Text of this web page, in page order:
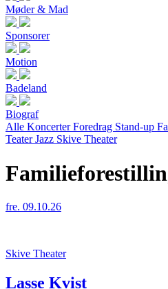
Møder & Mad
Sponsorer
Motion
Badeland
Biograf
Alle KoncerterForedrag Stand-up
TeaterJazz Skive Theater
fre. 09.10.26
Skive Theater
Lasse Kvist